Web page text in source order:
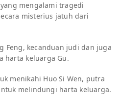
mengalami tragedi
misterius jatuh dari
Feng, kecanduan judi dan juga
harta keluarga Gu.
menikahi Huo Si Wen, putra
melindungi harta keluarga.